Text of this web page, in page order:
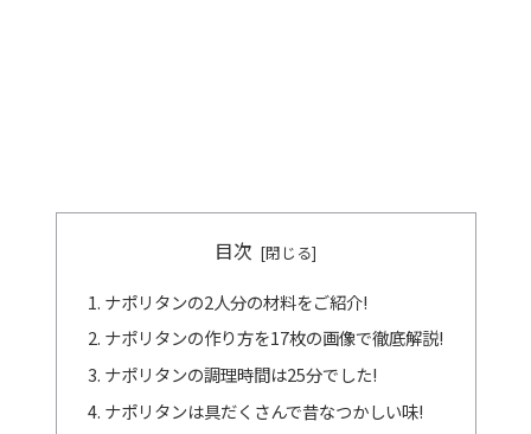
目次
ナポリタンの2人分の材料をご紹介!
ナポリタンの作り方を17枚の画像で徹底解説!
ナポリタンの調理時間は25分でした!
ナポリタンは具だくさんで昔なつかしい味!